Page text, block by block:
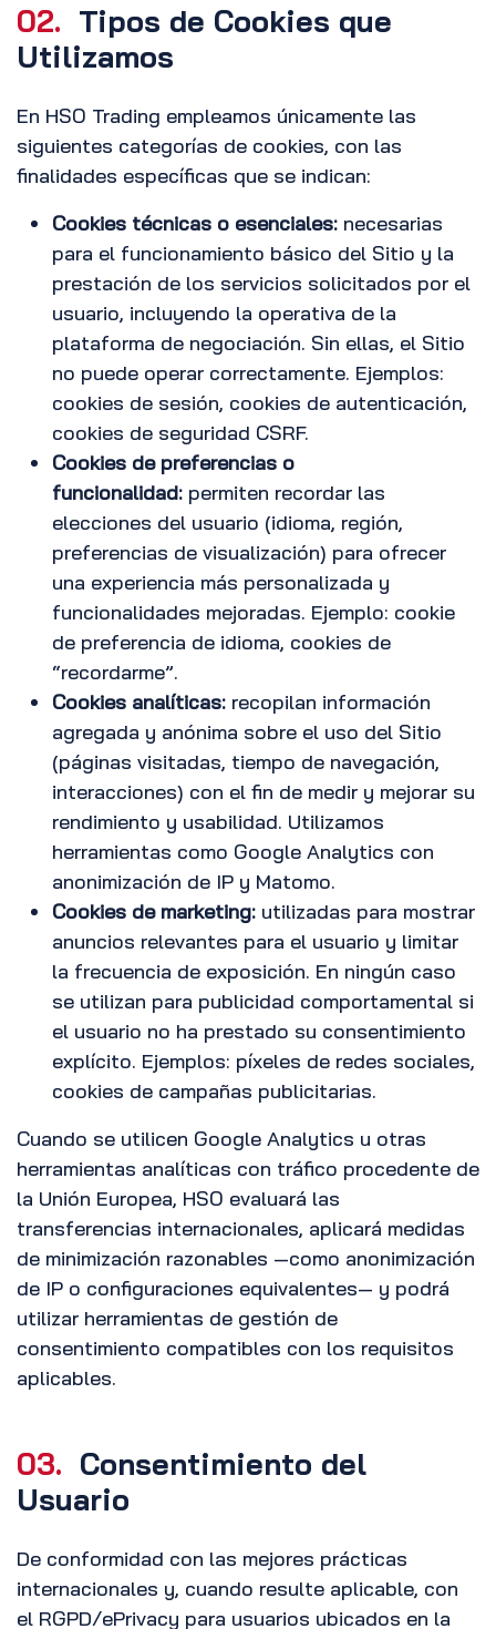
02. Tipos de Cookies que
Utilizamos
En HSO Trading empleamos únicamente las
siguientes categorías de cookies, con las
finalidades específicas que se indican:
Cookies técnicas o esenciales: necesarias
para el funcionamiento básico del Sitio y la
prestación de los servicios solicitados por el
usuario, incluyendo la operativa de la
plataforma de negociación. Sin ellas, el Sitio
no puede operar correctamente. Ejemplos:
cookies de sesión, cookies de autenticación,
cookies de seguridad CSRF.
Cookies de preferencias o
funcionalidad: permiten recordar las
elecciones del usuario (idioma, región,
preferencias de visualización) para ofrecer
una experiencia más personalizada y
funcionalidades mejoradas. Ejemplo: cookie
de preferencia de idioma, cookies de
“recordarme”.
Cookies analíticas: recopilan información
agregada y anónima sobre el uso del Sitio
(páginas visitadas, tiempo de navegación,
interacciones) con el fin de medir y mejorar su
rendimiento y usabilidad. Utilizamos
herramientas como Google Analytics con
anonimización de IP y Matomo.
Cookies de marketing: utilizadas para mostrar
anuncios relevantes para el usuario y limitar
la frecuencia de exposición. En ningún caso
se utilizan para publicidad comportamental si
el usuario no ha prestado su consentimiento
explícito. Ejemplos: píxeles de redes sociales,
cookies de campañas publicitarias.
Cuando se utilicen Google Analytics u otras
herramientas analíticas con tráfico procedente de
la Unión Europea, HSO evaluará las
transferencias internacionales, aplicará medidas
de minimización razonables —como anonimización
de IP o configuraciones equivalentes— y podrá
utilizar herramientas de gestión de
consentimiento compatibles con los requisitos
aplicables.
03. Consentimiento del
Usuario
De conformidad con las mejores prácticas
internacionales y, cuando resulte aplicable, con
el RGPD/ePrivacy para usuarios ubicados en la